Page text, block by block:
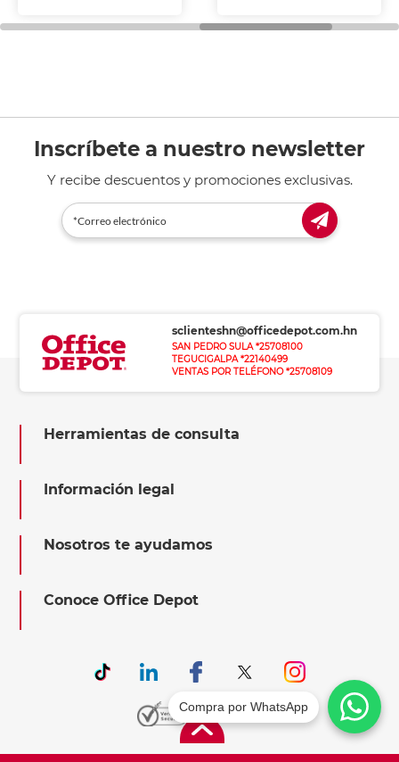
Inscríbete a nuestro newsletter
Y recibe descuentos y promociones exclusivas.
sclienteshn@officedepot.com.hn
SAN PEDRO SULA *25708100
TEGUCIGALPA *22140499
VENTAS POR TELÉFONO *25708109
Herramientas de consulta
Información legal
Nosotros te ayudamos
Conoce Office Depot
Compra por WhatsApp